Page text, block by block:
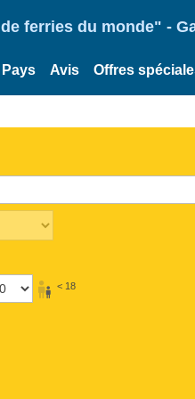
ferries du monde" -
Pays Avis Offres
< 18